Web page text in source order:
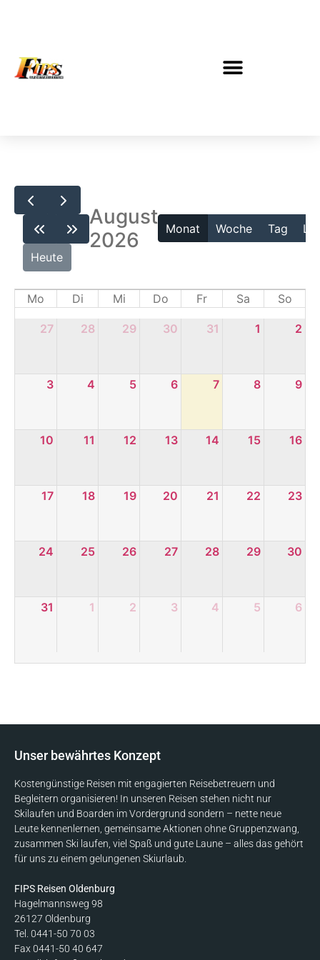
Heute
August
2026
Monat Woche Tag
Mo Di Mi Do Fr Sa So
27 28 29 30 31 1 2
3 4 5 6 7 8 9
10 11 12 13 14 15 16
17 18 19 20 21 22 23
24 25 26 27 28 29 30
31 1 2 3 4 5 6
Unser bewährtes Konzept
Kostengünstige Reisen mit engagierten Reisebetreuern und
Begleitern organisieren! In unseren Reisen stehen nicht nur
Skilaufen und Boarden im Vordergrund sondern – nette neue
Leute kennenlernen, gemeinsame Aktionen ohne Gruppenzwang,
zusammen Ski laufen, viel Spaß und gute Laune – alles das gehört
für uns zu einem gelungenen Skiurlaub.
FIPS Reisen Oldenburg
Hagelmannsweg 98
26127 Oldenburg
Tel. 0441-50 70 03
Fax 0441-50 40 647